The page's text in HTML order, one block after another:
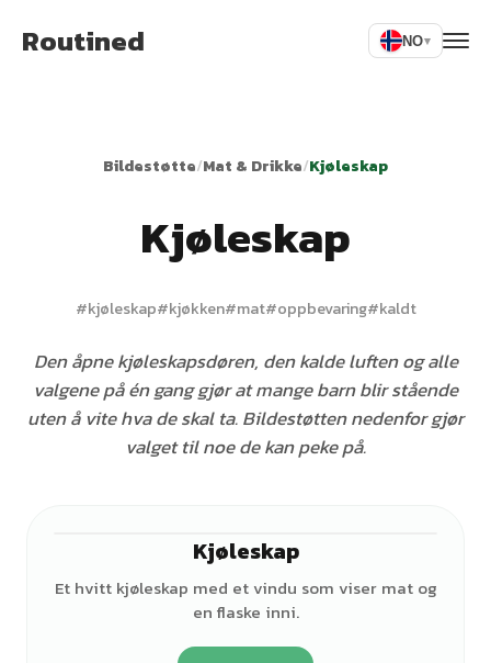
Routined NO▾
Bildestøtte/Mat & Drikke/Kjøleskap
Kjøleskap
#kjøleskap#kjøkken#mat#oppbevaring#kaldt
Den åpne kjøleskapsdøren, den kalde luften og alle
valgene på én gang gjør at mange barn blir stående
uten å vite hva de skal ta. Bildestøtten nedenfor gjør
valget til noe de kan peke på.
Kjøleskap
Et hvitt kjøleskap med et vindu som viser mat og
en flaske inni.